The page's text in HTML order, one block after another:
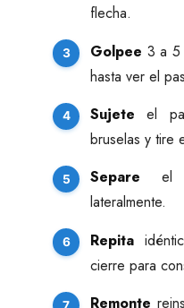
flecha.
Golpee 3 a 5
hasta ver el
Sujete el
bruselas y tire
Separe el
lateralmente.
Repita
cierre para
Remonte